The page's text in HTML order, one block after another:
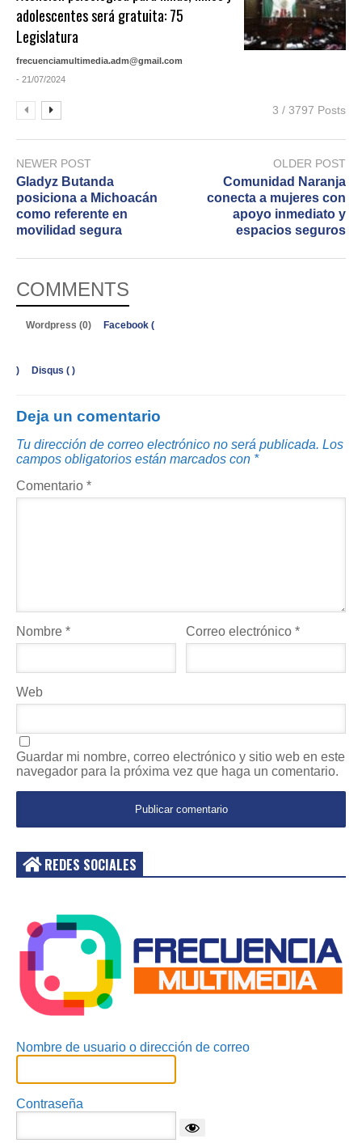
adolescentes será gratuita: 75
Legislatura
frecuenciamultimedia.adm@gmail.com
- 21/07/2024
3 / 3797 Posts
NEWER POST
Gladyz Butanda
posiciona a Michoacán
como referente en
movilidad segura
OLDER POST
Comunidad Naranja
conecta a mujeres con
apoyo inmediato y
espacios seguros
COMMENTS
Wordpress (0) Facebook (
) Disqus ( )
Deja un comentario
Tu dirección de correo electrónico no será publicada. Los
campos obligatorios están marcados con *
Comentario *
Nombre * Correo electrónico*
Web
Guardar mi nombre, correo electrónico y sitio web en este
navegador para la próxima vez que haga un comentario.
REDES SOCIALES
Nombre de usuario o dirección de correo
Contraseña